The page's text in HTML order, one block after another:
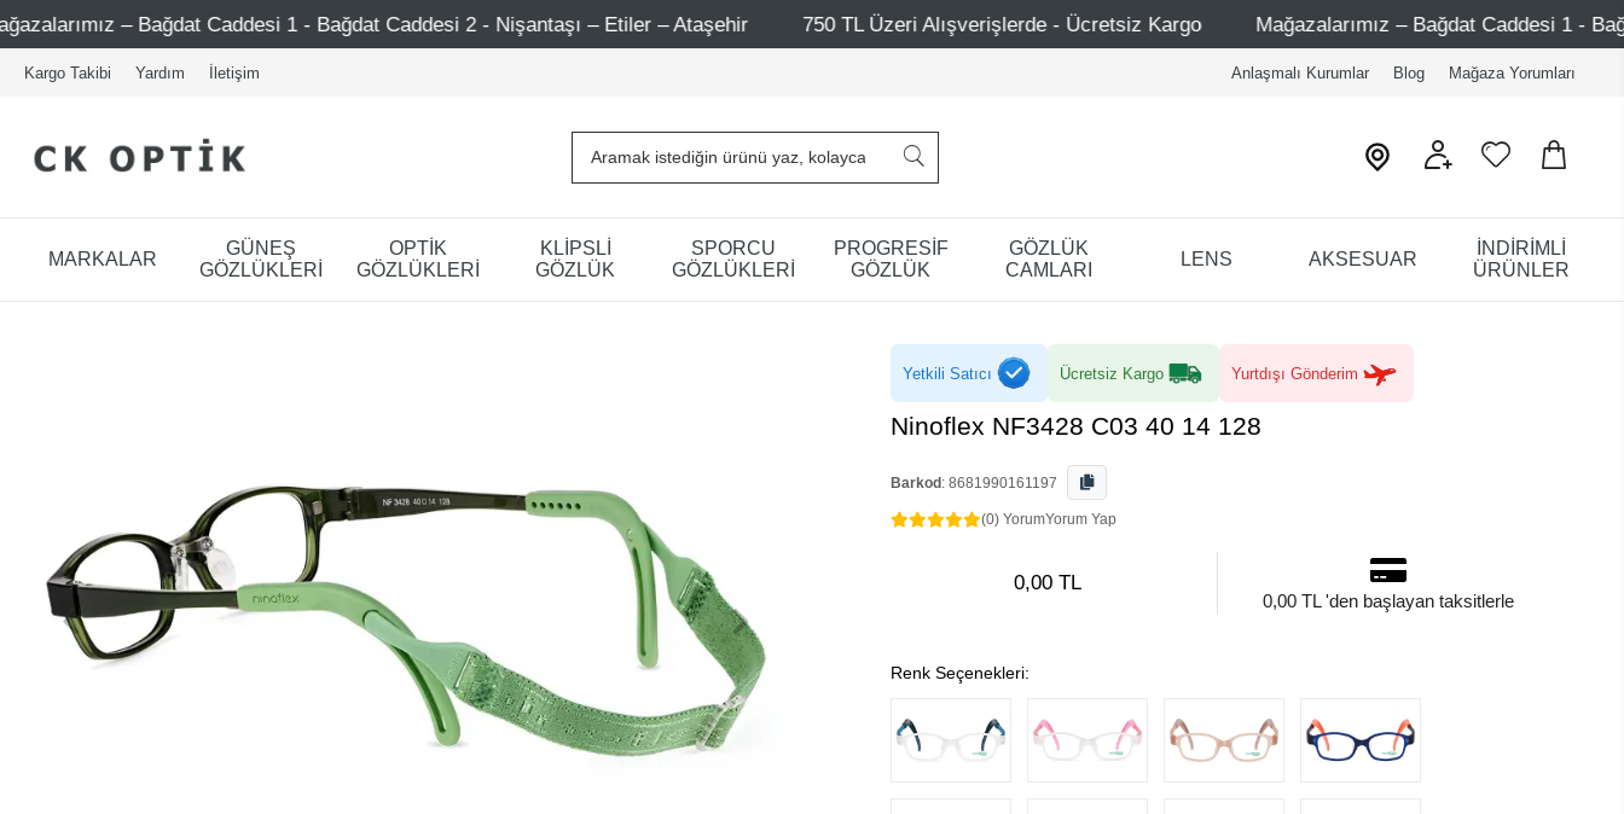
1 - Bağdat Caddesi 2 - Nişantaşı – Etiler – Ataşehir 750 TL Üzeri Alışverişlerde - Ücretsiz Kargo Mağazalarımız – Bağdat Caddesi 1 - Bağdat Caddesi 2 -
Kargo Takibi Yardım İletişim Anlaşmalı Kurumlar Blog Mağaza Yorumları
MARKALAR
GÜNEŞ
GÖZLÜKLERİ
OPTİK
GÖZLÜKLERİ
KLİPSLİ
GÖZLÜK
SPORCU
GÖZLÜKLERİ
PROGRESİF
GÖZLÜK
GÖZLÜK
CAMLARI
LENS AKSESUAR
İNDİRİMLİ
ÜRÜNLER
Yetkili Satıcı Ücretsiz Kargo Yurtdışı Gönderim
Ninoflex NF3428 C03 40 14 128
Barkod : 8681990161197
(0) YorumYorum Yap
0,00 TL
0,00 TL 'den başlayan taksitlerle
Renk Seçenekleri: